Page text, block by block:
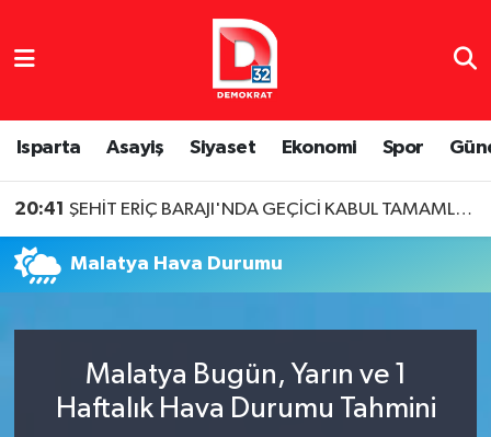
Isparta Asayiş Siyaset Ekonomi Spor
20:41 ŞEHİT ERİÇ BARAJI'NDA GEÇİCİ KABUL TAMAMLANDI
Malatya Hava Durumu
Malatya Bugün, Yarın ve 1
Haftalık Hava Durumu Tahmini
Isparta Nöbetçi Eczaneler
Isparta Hava Durumu
Tüm Manşetler
Son Dakika Haberleri